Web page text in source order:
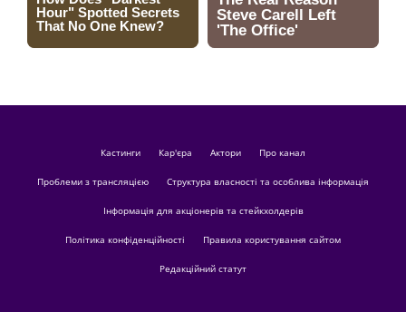
кастинги Кар'єра актори Про канал
Проблеми з трансляцією Структура власності та особлива інформація
Інформація для акціонерів та стейкхолдерів
Політика конфіденційності Правила користування сайтом
Редакційний статут